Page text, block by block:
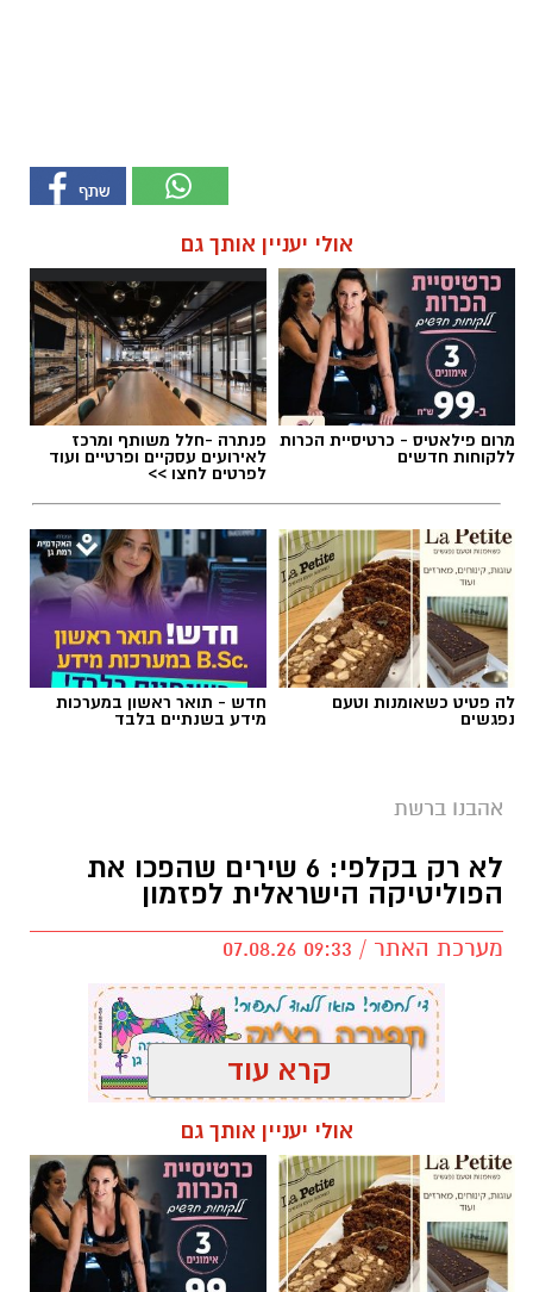
אולי יעניין אותך גם
מרום פילאטיס - כרטיסיית הכרות
ללקוחות חדשים
פנתרה -חלל משותף ומרכז
לאירועים עסקיים ופרטיים ועוד
לפרטים לחצו >>
לה פטיט כשאומנות וטעם
נפגשים
חדש - תואר ראשון במערכות
מידע בשנתיים בלבד
אהבנו ברשת
לא רק בקלפי: 6 שירים שהפכו את
הפוליטיקה הישראלית לפזמון
מערכת האתר / 09:33 07.08.26
טקסט פוליטי, שירים פוליטיים
חברתית
קרא עוד
אולי יעניין אותך גם